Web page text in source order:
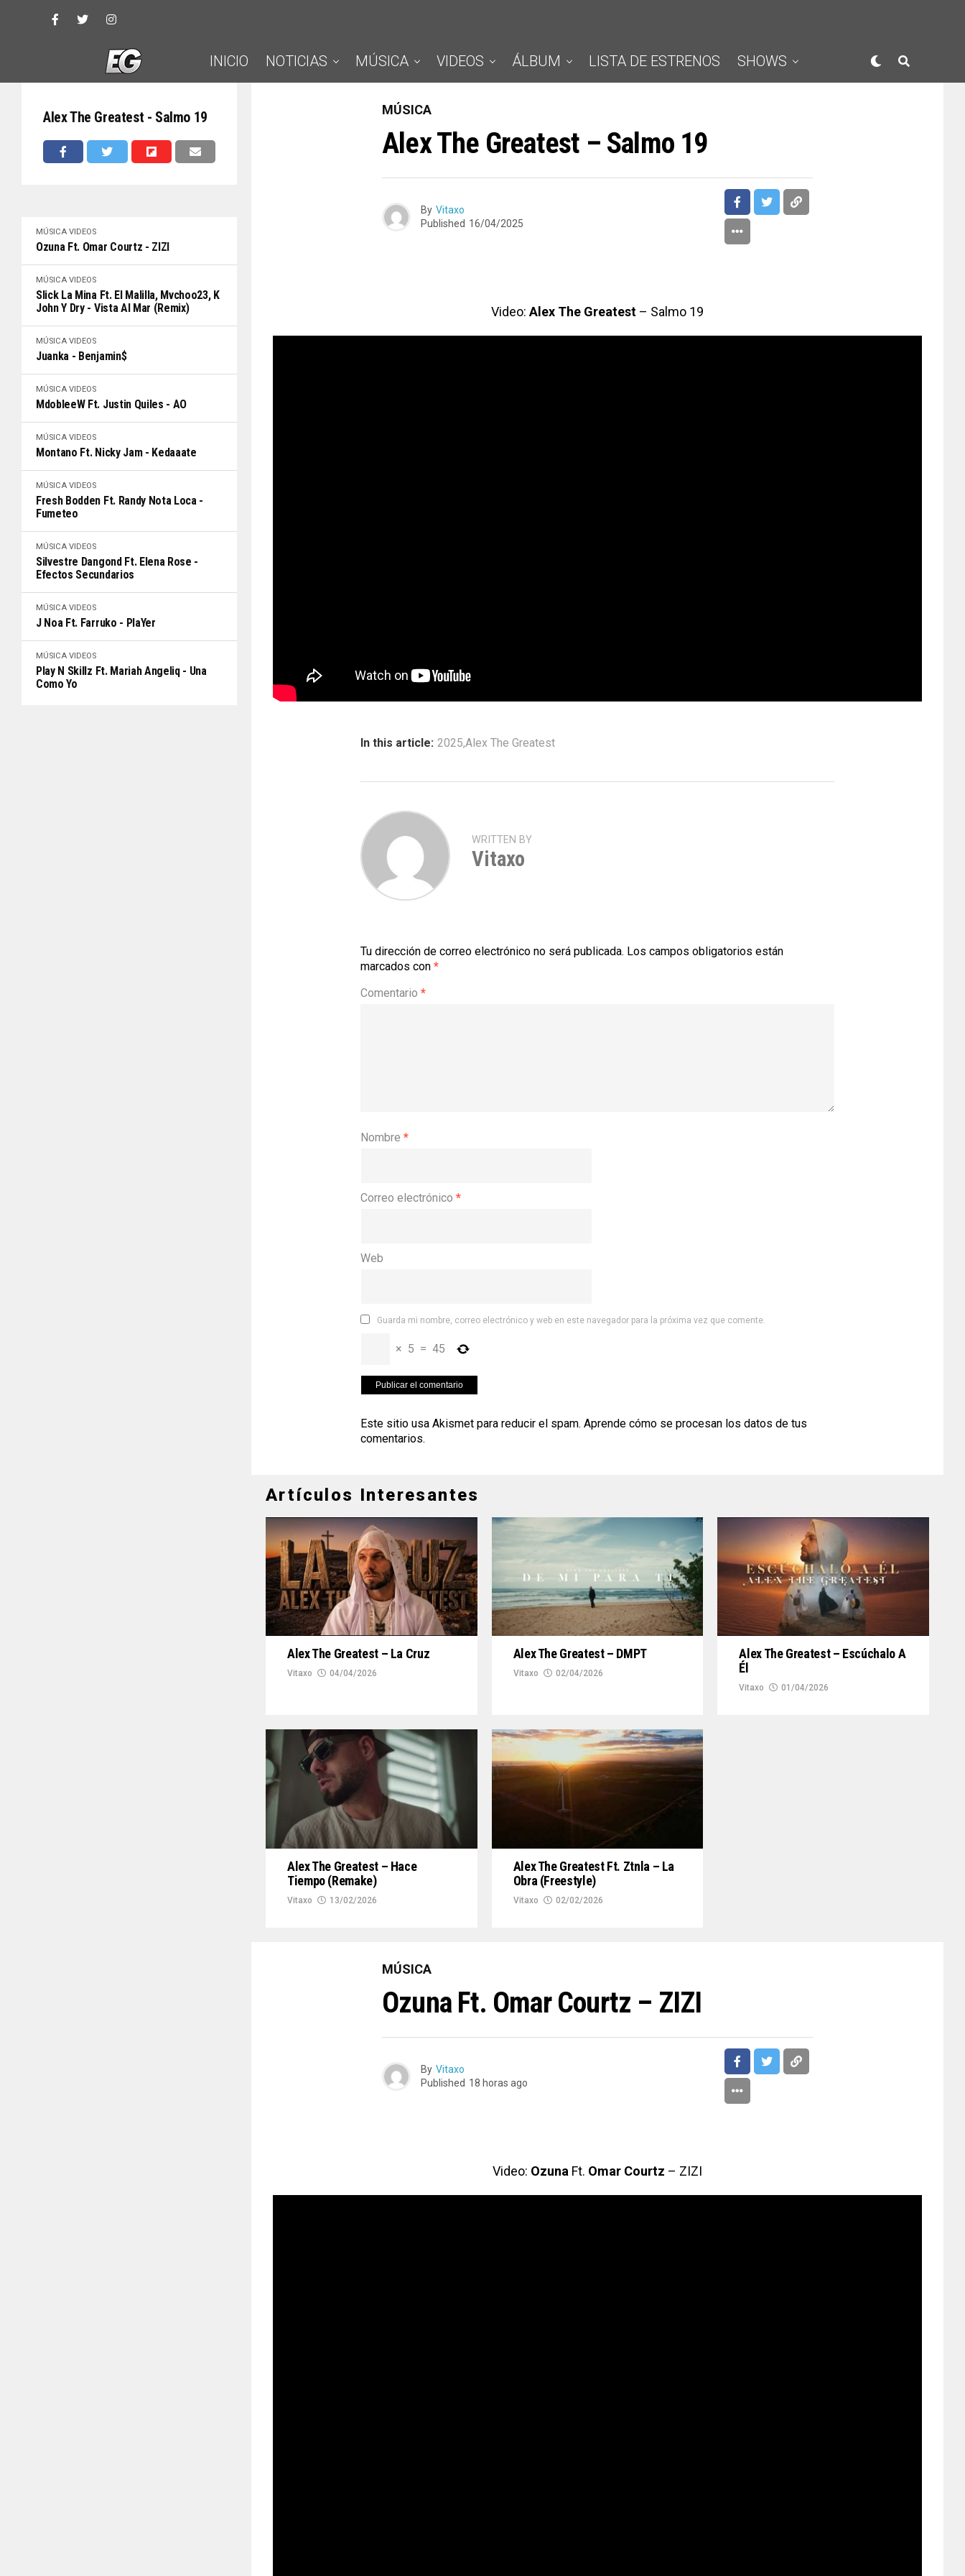
INICIO NOTICIAS MÚSICA VIDEOS ÁLBUM LISTA DE ESTRENOS SHOWS
Alex The Greatest - Salmo 19
MÚSICA VIDEOS
Ozuna Ft. Omar Courtz - ZIZI
MÚSICA VIDEOS
Slick La Mina Ft. El Malilla, Mvchoo23, K
John Y Dry - Vista Al Mar (Remix)
MÚSICA VIDEOS
Juanka - Benjamin$
MÚSICA VIDEOS
MdobleeW Ft. Justin Quiles - AO
MÚSICA VIDEOS
Montano Ft. Nicky Jam - Kedaaate
MÚSICA VIDEOS
Fresh Bodden Ft. Randy Nota Loca -
Fumeteo
MÚSICA VIDEOS
Silvestre Dangond Ft. Elena Rose -
Efectos Secundarios
MÚSICA VIDEOS
J Noa Ft. Farruko - PlaYer
MÚSICA VIDEOS
Play N Skillz Ft. Mariah Angeliq - Una
Como Yo
MÚSICA
Alex The Greatest – Salmo 19
By Vitaxo
Published 16/04/2025
Video: Alex The Greatest – Salmo 19
In this article: 2025,Alex The Greatest
WRITTEN BY
Vitaxo
Tu dirección de correo electrónico no será publicada. Los campos obligatorios están
marcados con *
Comentario *
Nombre *
Correo electrónico *
Web
Guarda mi nombre, correo electrónico y web en este navegador para la próxima vez que comente.
× 5 = 45
Este sitio usa Akismet para reducir el spam. Aprende cómo se procesan los datos de tus
comentarios.
Artículos Interesantes
Alex The Greatest – La Cruz
Vitaxo 04/04/2026
Alex The Greatest – DMPT
Vitaxo 02/04/2026
Alex The Greatest – Escúchalo A
Él
Vitaxo 01/04/2026
Alex The Greatest – Hace
Tiempo (Remake)
Vitaxo 13/02/2026
Alex The Greatest Ft. Ztnla – La
Obra (Freestyle)
Vitaxo 02/02/2026
MÚSICA
Ozuna Ft. Omar Courtz – ZIZI
By Vitaxo
Published 18 horas ago
Video: Ozuna Ft. Omar Courtz – ZIZI